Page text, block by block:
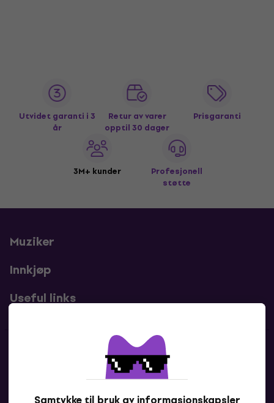
Utvidet garanti i 3
år
Retur av varer
opptil 30 dager
Prisgaranti
3M+ kunder
Profesjonell
støtte
Muziker
Innkjøp
Useful links
Kontakter
Kontakt oss